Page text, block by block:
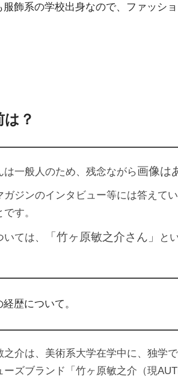
飾系の学校出身なので、ファッシ
？
は一般人のため、残念ながら画像は
ガジンのインタビュー等には答えて
す。
ては、 「竹ヶ原敏之介さん」
と
歴について。
之介は、美術系大学在学中に、独学
ーズブランド「竹ヶ原敏之介（現